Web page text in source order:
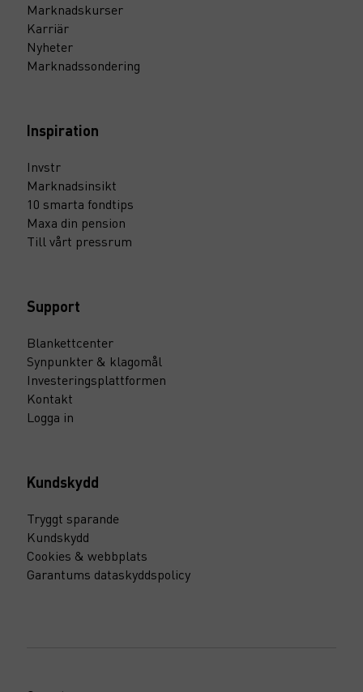
Marknadskurser
Karriär
Nyheter
Marknadssondering
Inspiration
Invstr
Marknadsinsikt
10 smarta fondtips
Maxa din pension
Till vårt pressrum
Support
Blankettcenter
Synpunkter & klagomål
Investeringsplattformen
Kontakt
Logga in
Kundskydd
Tryggt sparande
Kundskydd
Cookies & webbplats
Garantums dataskyddspolicy